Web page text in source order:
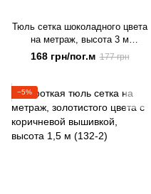
Тюль сетка шоколадного цвета
на метраж, высота 3 м
(BALPETEGI-9)
168 грн/пог.м 177 грн
−5%